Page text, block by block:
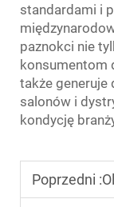
standardami i
paznokci nie
konsumentom
także
salonów i
kondycję
Poprzedni :